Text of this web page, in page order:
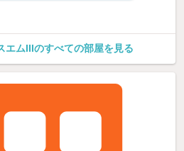
エムIIIのすべての部屋を見る